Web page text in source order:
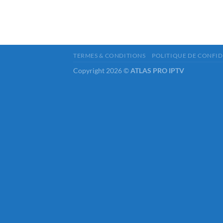
TERMES & CONDITIONS POLITIQUE DE
Copyright 2026 ©ATLAS PRO IPTV